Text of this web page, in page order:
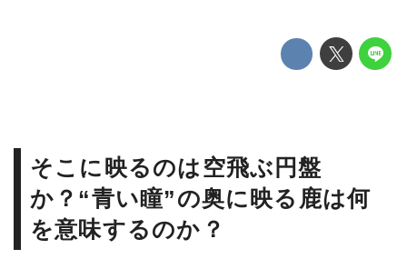
そこに映るのは空飛ぶ円盤
か？“青い瞳”の奥に映る鹿は何
を意味するのか？